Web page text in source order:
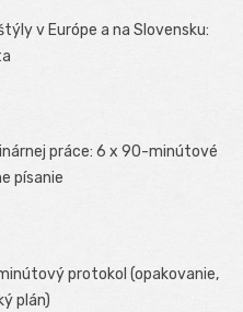
v Európe a na Slovensku:
práce: 6 x 90-minútové
písanie
protokol (opakovanie,
plán)